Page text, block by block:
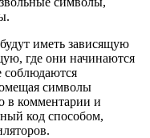
иметь зависящую
где они начинаются
соблюдаются
символы
в комментарии и
код способом,